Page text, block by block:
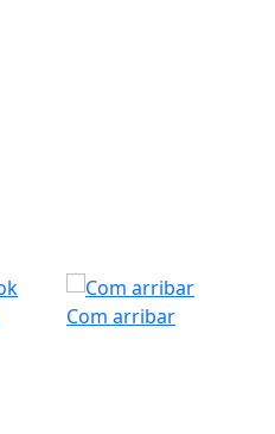
Com arribar